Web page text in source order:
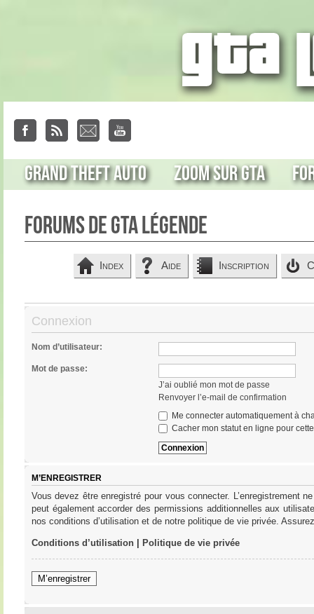
Grand Theft Auto Zoom sur GTA
Forums de GTA Légende
Index Aide Inscription
Connexion
Nom d’utilisateur:
Mot de passe:
J’ai oublié mon mot de passe
Renvoyer l’e-mail de confirmation
Me connecter automatiquement à
Cacher mon statut en ligne pour
M’ENREGISTRER
Vous devez être enregistré pour vous connecter. L’enregistrement
peut également accorder des permissions additionnelles aux
nos conditions d’utilisation et de notre politique de vie privée.
Conditions d’utilisation| Politique de vie privée
M’enregistrer